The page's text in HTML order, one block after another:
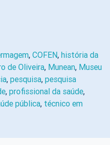
, COFEN, história da
de Oliveira, Munean, Museu
, pesquisa, pesquisa
, profissional da saúde,
pública, técnico em